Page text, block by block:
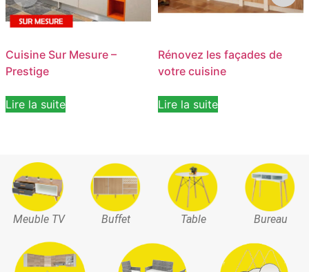
Cuisine Sur Mesure –
Prestige
Lire la suite
Rénovez les façades de
votre cuisine
Lire la suite
Meuble TV Buffet Table Bureau